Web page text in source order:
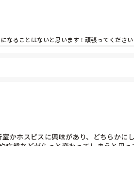
なることはないと思います！頑張ってください
かホスピスに興味があり、どちらかに
態などがらっと変わってしまうと思っ